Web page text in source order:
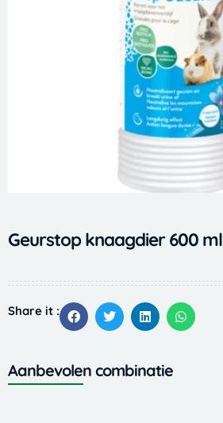
Geurstop knaagdier 600 ml
Share it :
Aanbevolen combinatie